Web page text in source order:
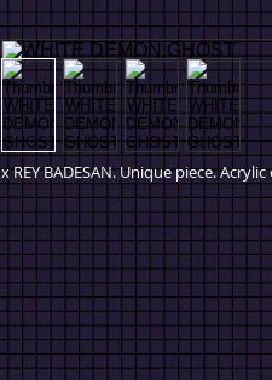
x REY BADESAN. Unique piece.